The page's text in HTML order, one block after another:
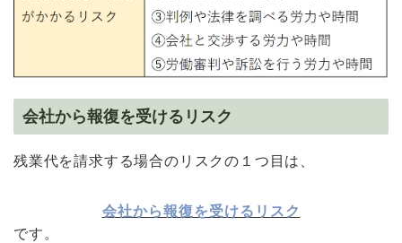
会社から報復を受けるリスク
残業代を請求する場合のリスクの１つ目は、
会社から報復を受けるリスク
です。